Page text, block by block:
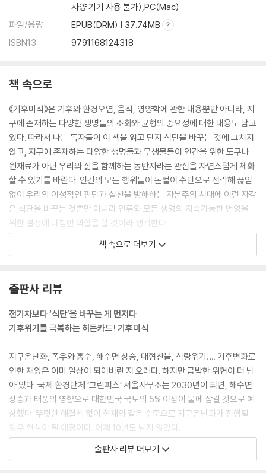
사양 기기 사용 불가),PC(Mac)
파일/용량
EPUB(DRM) | 37.74MB
ISBN13
9791168124318
책 속으로
《기후미식》은 기후와 환경오염, 음식, 영양학에 관한 내용뿐만 아니라, 지
구에 존재하는 다양한 생명들의 조화와 균형의 중요성에 대한 내용도 담고
있다. 따라서 나는 독자들이 이 책을 읽고 단지 식단을 바꾸는 것에 그치지
않고, 지구에 존재하는 다양한 생명들과 무생물들이 인간을 위한 도구나
원재료가 아닌 우리와 삶을 함께하는 동반자라는 관점을 자연스럽게 체화
할 수 있기를 바란다. 인간의 모든 행위들이 돈벌이 수단으로 전락해 끊임
없이 우리의 이성적인 판단과 실천을 방해하는 자본주의 시대에 이런 자각
은 식단을 바꾸는 것뿐만 아니라 인류와 모든 생명의 지속가능한 번영을
위한 결정에 나침반 역할을 할 것이라 생각한다.
--- p.9
는 극단적인 사건들이 발생하고, 극심한 사회적 갈등이 촉발되고, 결국 인
류의 생존이 위협받게 될 것이라는 사실까지는 미처 생각하지 못하는 것
같다. 그렇지 않고서야 이렇게 평온할 수는 없기 때문이다.
해수면 상승의 피해는 한국도 예외가 아니다. 그린피스가 클라이밋 센트럴
의 자료를 활용해 한국의 피해를 분석한 결과, 2030년이 되면 해수면 상
승과 태풍의 복합 영향으로 국토의 5%가 물에 잠기고 332만 명이 침수 피
해를 입는 것으로 예측됐다. 권역별로는 경기도, 인천, 서울, 전라북도, 충
청남도 순으로 피해 인구가 많았다. 구체적으로는 인천공항, 인천항, 부산
항, 평택항, 인천복합화력발전소, 서인천복합화력발전소, 신인천복합화력
발전소, 인천LNG복합발전소, 당진화력발전소, 한빛원자력발전소, 남동
공단, 시화반월공단, 현대제철 당진공장 등의 주요 국가시설과 송도국제
책 속으로 더보기
출판사 리뷰
전기차보다 ‘식단’을 바꾸는 게 먼저다
기후위기를 극복하는 히든카드! 기후미식
지구온난화, 폭우와 홍수, 해수면 상승, 대형산불, 식량위기…. 기후변화로
인한 재앙은 이미 일상이 되어버린 지 오래다. 하지만 급박한 위협이 더 남
아 있다. 국제 환경단체 ‘그린피스’ 서울사무소는 2030년이 되면, 해수면
상승과 태풍의 영향으로 대한민국 국토의 5% 이상이 물에 잠길 것으로 예
상했다. 뚜렷한 해결책 없이 현재와 같은 수준으로 지구온난화가 진행될
경우 현실이 될 예정이다. 이제 10년도 남지 않았다.
기후위기를 해결하기 위한 방안으로는 화석연료 사용 제한, 재생가능에너
출판사 리뷰 더보기